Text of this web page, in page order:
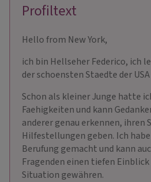
Profiltext
Hello from New York,
ich bin Hellseher Federico, ich
der schoensten Staedte der
Schon als kleiner Junge hatte
Faehigkeiten und kann
anderer genau erkennen, ihren
Hilfestellungen geben. Ich
Berufung gemacht und kann
Fragenden einen tiefen Einblick
Situation gewähren.